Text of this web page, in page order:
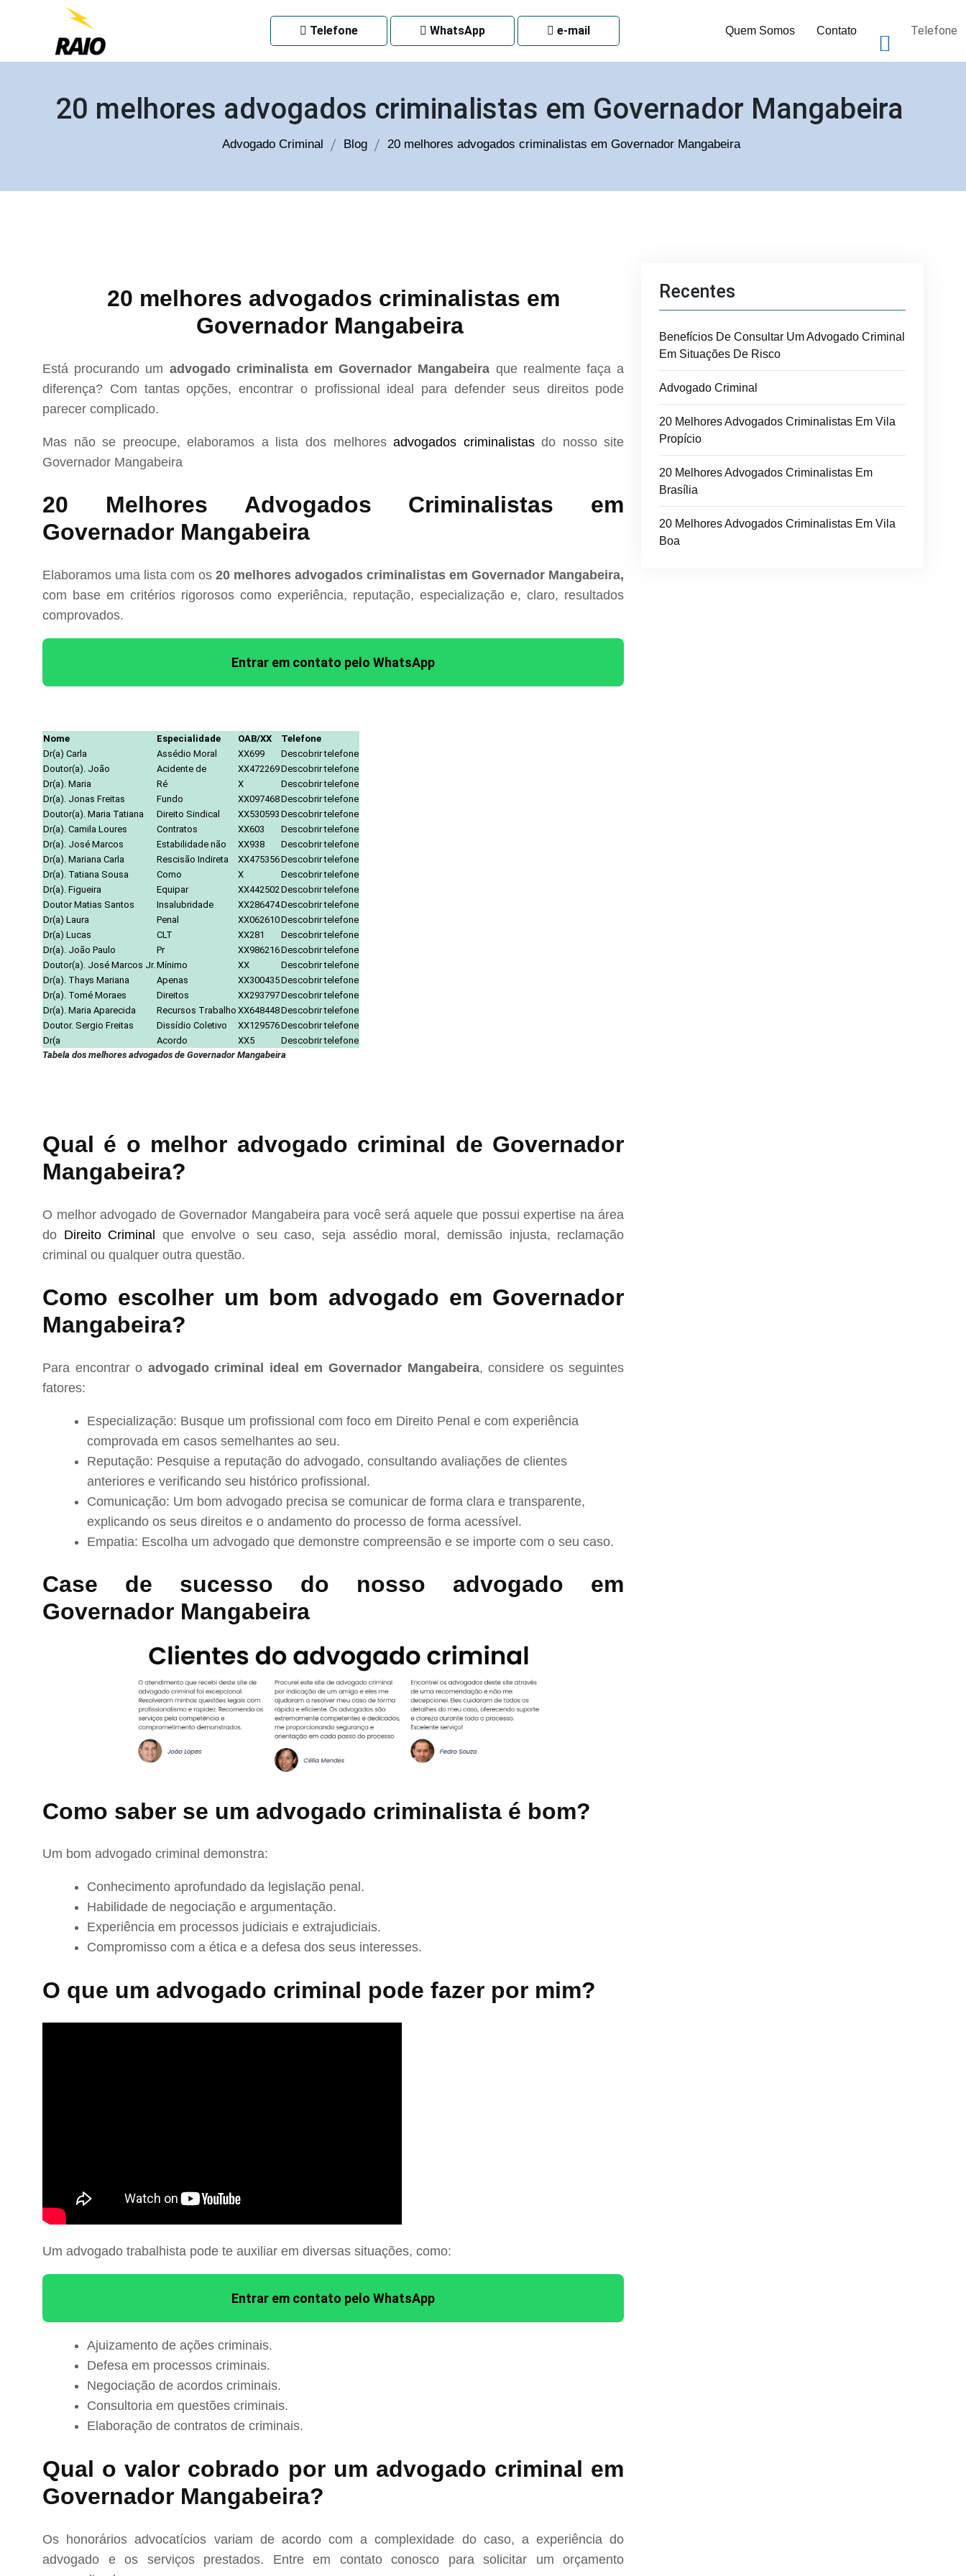
Telefone WhatsApp e-mail Quem Somos Contato Telefone
20 melhores advogados criminalistas em Governador Mangabeira
Advogado Criminal Blog 20 melhores advogados criminalistas em Governador Mangabeira
20 melhores advogados criminalistas em
Governador Mangabeira
Está procurando um advogado criminalista em Governador Mangabeira que realmente faça a
diferença? Com tantas opções, encontrar o profissional ideal para defender seus direitos pode
parecer complicado.
Mas não se preocupe, elaboramos a lista dos melhoresadvogados criminalistasdo nosso site
Governador Mangabeira
20 Melhores Advogados Criminalistas em
Governador Mangabeira
Elaboramos uma lista com os20 melhores advogados criminalistas em Governador Mangabeira,
com base em critérios rigorosos como experiência, reputação, especialização e, claro, resultados
comprovados.
Entrar em contato pelo WhatsApp
Nome Especialidade OAB/XX
Telefone
Dr(a) Carla
Assédio Moral XX699
Descobrir telefone
Doutor(a). João
Acidente de XX472269Descobrir telefone
Dr(a). Maria
Ré X
Descobrir telefone
Dr(a). Jonas Freitas
Fundo XX097468Descobrir telefone
Doutor(a). Maria Tatiana
Direito Sindical XX530593 Descobrir telefone
Dr(a). Camila Loures
Contratos XX603
Descobrir telefone
Dr(a). José Marcos
Estabilidade não XX938
Descobrir telefone
Dr(a). Mariana Carla
Rescisão Indireta XX475356Descobrir telefone
Dr(a). Tatiana Sousa
Como X
Descobrir telefone
Dr(a). Figueira
Equipar XX442502 Descobrir telefone
Doutor Matias Santos
Insalubridade XX286474Descobrir telefone
Dr(a) Laura
Penal XX062610Descobrir telefone
Dr(a) Lucas
CLT XX281
Descobrir telefone
Dr(a). João Paulo
Pr XX986216Descobrir telefone
Doutor(a). José Marcos Jr. Mínimo XX
Descobrir telefone
Dr(a). Thays Mariana
Apenas XX300435Descobrir telefone
Dr(a). Tomé Moraes
Direitos XX293797Descobrir telefone
Dr(a). Maria Aparecida
Recursos Trabalho XX648448Descobrir telefone
Doutor. Sergio Freitas
Dissídio Coletivo XX129576Descobrir telefone
Dr(a
Acordo XX5
Descobrir telefone
Tabela dos melhores advogados de Governador Mangabeira
Qual é o melhor advogado criminal de Governador
Mangabeira?
O melhor advogado de Governador Mangabeira para você será aquele que possui expertise na área
do Direito Criminal que envolve o seu caso, seja assédio moral, demissão injusta, reclamação
criminal ou qualquer outra questão.
Como escolher um bom advogado em Governador
Mangabeira?
Para encontrar o advogado criminal ideal em Governador Mangabeira, considere os seguintes
fatores:
Especialização: Busque um profissional com foco em Direito Penal e com experiência
comprovada em casos semelhantes ao seu.
Reputação: Pesquise a reputação do advogado, consultando avaliações de clientes
anteriores e verificando seu histórico profissional.
Comunicação: Um bom advogado precisa se comunicar de forma clara e transparente,
explicando os seus direitos e o andamento do processo de forma acessível.
Empatia: Escolha um advogado que demonstre compreensão e se importe com o seu caso.
Case de sucesso do nosso advogado em
Governador Mangabeira
Como saber se um advogado criminalista é bom?
Um bom advogado criminal demonstra:
Conhecimento aprofundado da legislação penal.
Habilidade de negociação e argumentação.
Experiência em processos judiciais e extrajudiciais.
Compromisso com a ética e a defesa dos seus interesses.
O que um advogado criminal pode fazer por mim?
Um advogado trabalhista pode te auxiliar em diversas situações, como:
Entrar em contato pelo WhatsApp
Ajuizamento de ações criminais.
Defesa em processos criminais.
Negociação de acordos criminais.
Consultoria em questões criminais.
Elaboração de contratos de criminais.
Qual o valor cobrado por um advogado criminal em
Governador Mangabeira?
Os honorários advocatícios variam de acordo com a complexidade do caso, a experiência do
advogado e os serviços prestados. Entre em contato conosco para solicitar um orçamento
Recentes
Benefícios De Consultar Um Advogado Criminal
Em Situações De Risco
Advogado Criminal
20 Melhores Advogados Criminalistas Em Vila
Propício
20 Melhores Advogados Criminalistas Em
Brasília
20 Melhores Advogados Criminalistas Em Vila
Boa